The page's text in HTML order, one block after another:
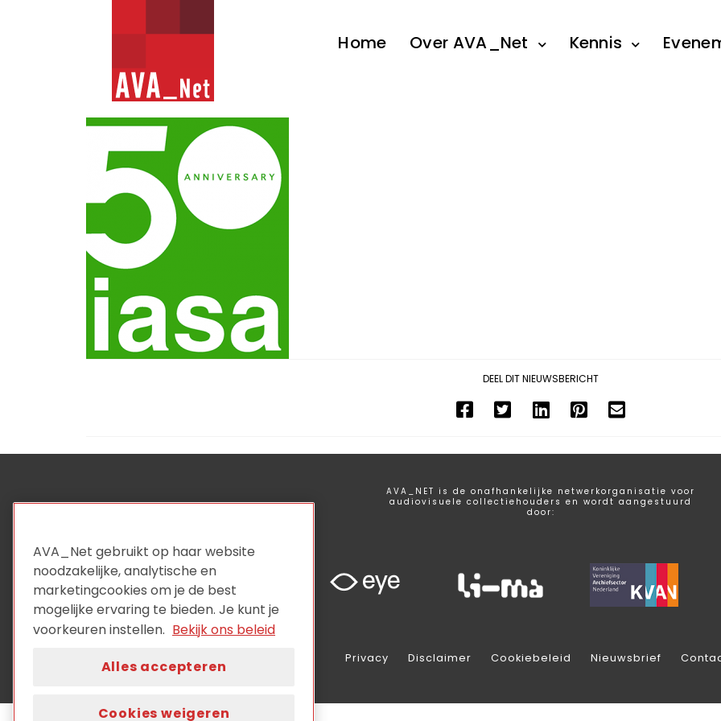
AVA_NET Home Over AVA_Net Kennis
DEEL DIT NIEUWSBERICHT
AVA_NET is de onafhankelijke netwerkorganisatie voor
audiovisuele collectiehouders en wordt aangestuurd
door:
Privacy Disclaimer Cookiebeleid Nieuwsbrief
AVA_Net gebruikt op haar website
noodzakelijke, analytische en
marketingcookies om je de best
mogelijke ervaring te bieden. Je kunt je
voorkeuren instellen. Bekijk ons beleid
Alles accepteren
Cookies weigeren